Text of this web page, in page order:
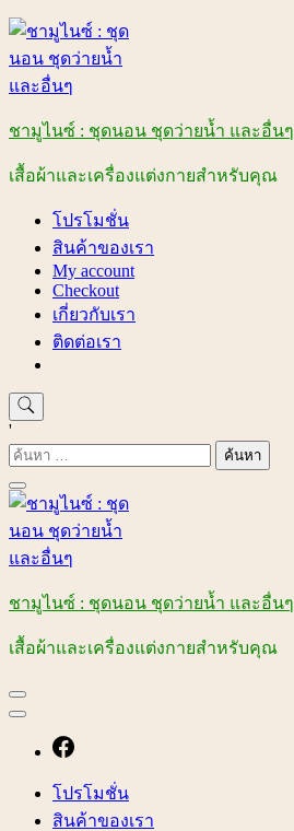
Skip
content
ชามูไนซ์ : ชุดนอน ชุดว่ายน้ำ และอื่นๆ
เสื้อผ้าและเครื่องแต่งกายสำหรับคุณ
โปรโมชั่น
สินค้าของเรา
My account
Checkout
เกี่ยวกับเรา
ติดต่อเรา
'
ค้นหา
สำหรับ:
ชามูไนซ์ : ชุดนอน ชุดว่ายน้ำ และอื่นๆ
เสื้อผ้าและเครื่องแต่งกายสำหรับคุณ
โปรโมชั่น
สินค้าของเรา